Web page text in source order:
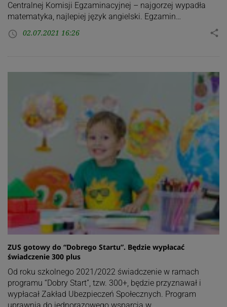
Centralnej Komisji Egzaminacyjnej – najgorzej wypadła
matematyka, najlepiej język angielski. Egzamin…
access_time 02.07.2021 16:26 share
ZUS gotowy do “Dobrego Startu”. Będzie wypłacać
świadczenie 300 plus
Od roku szkolnego 2021/2022 świadczenie w ramach
programu “Dobry Start”, tzw. 300+, będzie przyznawał i
wypłacał Zakład Ubezpieczeń Społecznych. Program
uprawnia do jednorazowego wsparcia w…